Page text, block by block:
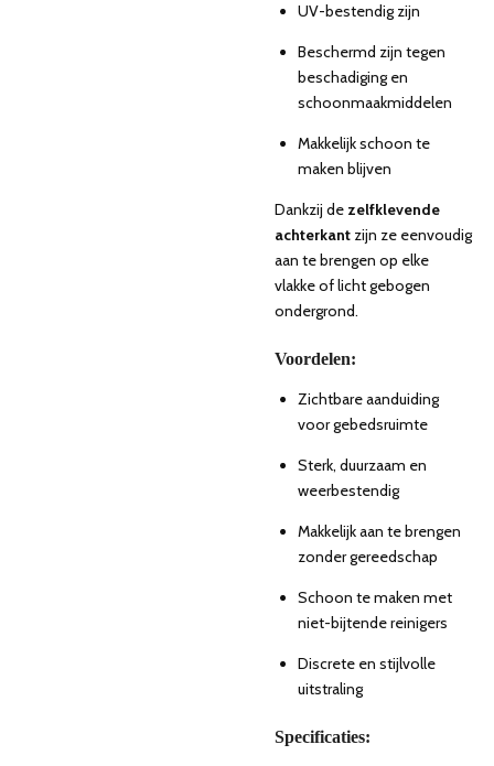
UV-bestendig zijn
Beschermd zijn tegen
beschadiging en
schoonmaakmiddelen
Makkelijk schoon te
maken blijven
Dankzij de zelfklevende
achterkant zijn ze eenvoudig
aan te brengen op elke
vlakke of licht gebogen
ondergrond.
Voordelen:
Zichtbare aanduiding
voor gebedsruimte
Sterk, duurzaam en
weerbestendig
Makkelijk aan te brengen
zonder gereedschap
Schoon te maken met
niet-bijtende reinigers
Discrete en stijlvolle
uitstraling
Specificaties: